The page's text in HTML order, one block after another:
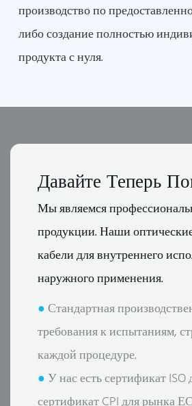
производство по
либо создание полностью
продукта с нуля.
Давайте Теперь
Мы являемся
продукции. Наши
кабели для внутреннего
наружного применения.
●Стандартная
требования к испытаниям,
каждой процедуре.
●У нас есть сертификат